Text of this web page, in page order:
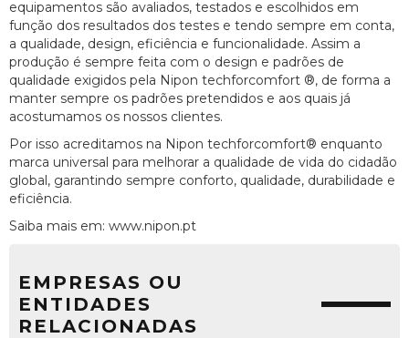
equipamentos são avaliados, testados e escolhidos em
função dos resultados dos testes e tendo sempre em conta,
a qualidade, design, eficiência e funcionalidade. Assim a
produção é sempre feita com o design e padrões de
qualidade exigidos pela Nipon techforcomfort ®, de forma a
manter sempre os padrões pretendidos e aos quais já
acostumamos os nossos clientes.
Por isso acreditamos na Nipon techforcomfort® enquanto
marca universal para melhorar a qualidade de vida do cidadão
global, garantindo sempre conforto, qualidade, durabilidade e
eficiência.
Saiba mais em: www.nipon.pt
EMPRESAS OU
ENTIDADES
RELACIONADAS